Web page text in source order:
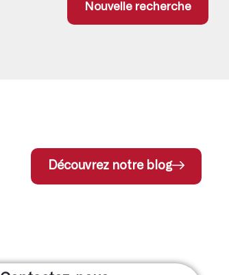
Nouvelle recherche
Découvrez notre blog